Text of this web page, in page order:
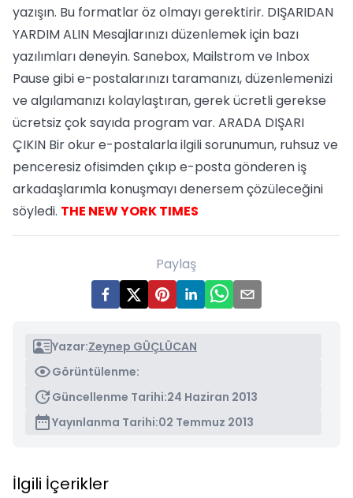
yazışın. Bu formatlar öz olmayı gerektirir. DIŞARIDAN
YARDIM ALIN Mesajlarınızı düzenlemek için bazı
yazılımları deneyin. Sanebox, Mailstrom ve Inbox
Pause gibi e-postalarınızı taramanızı, düzenlemenizi
ve algılamanızı kolaylaştıran, gerek ücretli gerekse
ücretsiz çok sayıda program var. ARADA DIŞARI
ÇIKIN Bir okur e-postalarla ilgili sorunumun, ruhsuz ve
penceresiz ofisimden çıkıp e-posta gönderen iş
arkadaşlarımla konuşmayı denersem çözüleceğini
söyledi. THE NEW YORK TIMES
Paylaş
Yazar:Zeynep GÜÇLÜCAN
Görüntülenme:
Güncellenme Tarihi:24 Haziran 2013
Yayınlanma Tarihi:02 Temmuz 2013
İlgili İçerikler